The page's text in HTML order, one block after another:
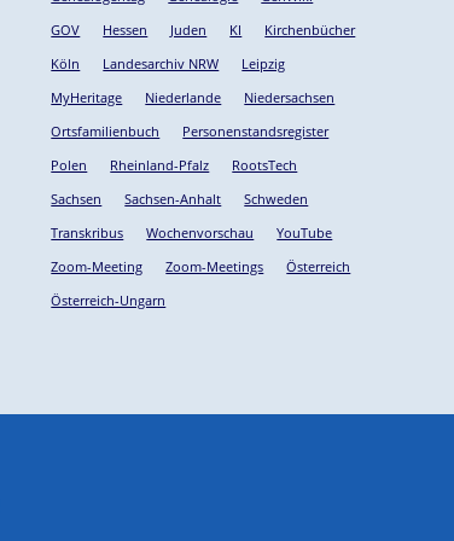
GOV
Hessen Juden KI
Kirchenbücher
Köln
Landesarchiv NRW
Leipzig
MyHeritage
Niederlande
Niedersachsen
Ortsfamilienbuch
Personenstandsregister
Polen
Rheinland-Pfalz
RootsTech
Sachsen
Sachsen-Anhalt
Schweden
Transkribus
Wochenvorschau
YouTube
Zoom-Meeting
Zoom-Meetings
Österreich
Österreich-Ungarn